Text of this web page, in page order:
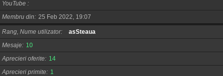
YouTube
Membru din
25 Feb 2022, 19:07
Rang, Nume utilizator
asSteaua
Mesaje
10
Aprecieri oferite
14
Aprecieri primite
1